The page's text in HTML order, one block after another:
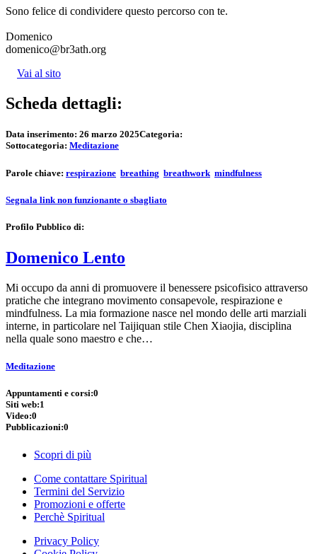
Sono felice di condividere questo percorso con te.
Domenico
domenico@br3ath.org
Vai al sito
Scheda dettagli:
Data inserimento: 26 marzo 2025Categoria:
Sottocategoria: Meditazione
Parole chiave: respirazione breathing breathwork mindfulness
Segnala link non funzionante o sbagliato
Profilo Pubblico di:
Domenico Lento
Mi occupo da anni di promuovere il benessere psicofisico attraverso
pratiche che integrano movimento consapevole, respirazione e
mindfulness. La mia formazione nasce nel mondo delle arti marziali
interne, in particolare nel Taijiquan stile Chen Xiaojia, disciplina
nella quale sono maestro e che…
Meditazione
Appuntamenti e corsi:0
Siti web:1
Video:0
Pubblicazioni:0
Scopri di più
Come contattare Spiritual
Termini del Servizio
Promozioni e offerte
Perchè Spiritual
Privacy Policy